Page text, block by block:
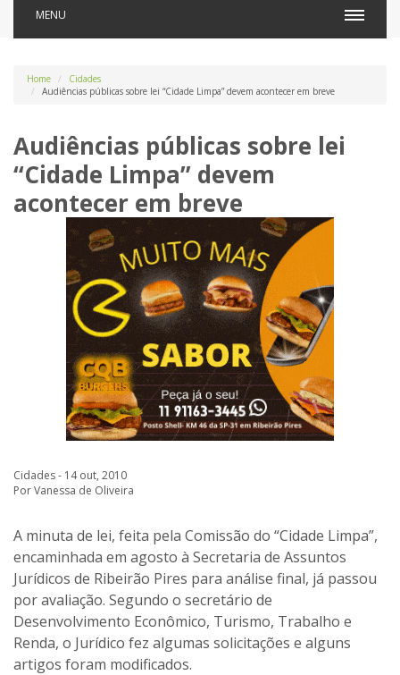
MENU
Home
Cidades
Audiências públicas sobre lei “Cidade Limpa” devem acontecer em breve
Audiências públicas sobre lei
“Cidade Limpa” devem
acontecer em breve
Cidades - 14 out, 2010
Por Vanessa de Oliveira
A minuta de lei, feita pela Comissão do “Cidade Limpa”,
encaminhada em agosto à Secretaria de Assuntos
Jurídicos de Ribeirão Pires para análise final, já passou
por avaliação. Segundo o secretário de
Desenvolvimento Econômico, Turismo, Trabalho e
Renda, o Jurídico fez algumas solicitações e alguns
artigos foram modificados.